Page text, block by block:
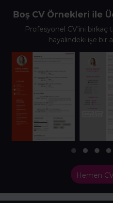
Boş CV Örnekleri ile
Profesyonel CV’ini birkaç
hayalindeki işe bir
Hemen